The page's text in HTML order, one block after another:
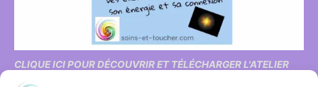
CLIQUE ICI POUR DÉCOUVRIR ET TÉLÉCHARGER L'ATELIER